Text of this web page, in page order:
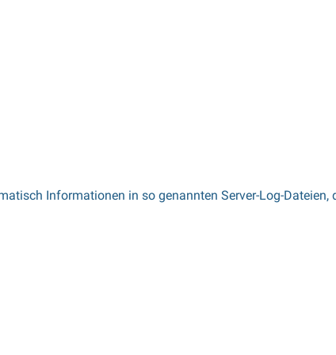
Informationen in so genannten Server-Log-